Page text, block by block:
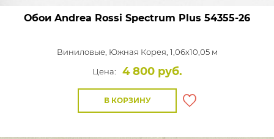
Обои Andrea Rossi Spectrum Plus 54355-26
Виниловые, Южная Корея, 1,06x10,05 м
Цена:
4 800 руб.
В КОРЗИНУ